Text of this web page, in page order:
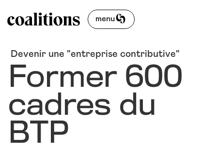
menu
Devenir une "entreprise contributive"
Former 600
cadres du
BTP